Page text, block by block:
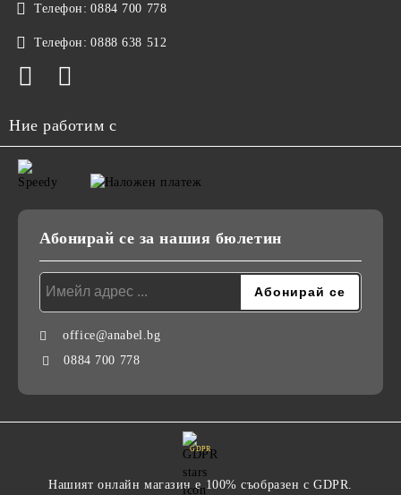
Телефон: 0884 700 778
Телефон: 0888 638 512
Ние работим с
Абонирай се за нашия бюлетин
office@anabel.bg
0884 700 778
GDPR
Нашият онлайн магазин е 100% съобразен с GDPR.